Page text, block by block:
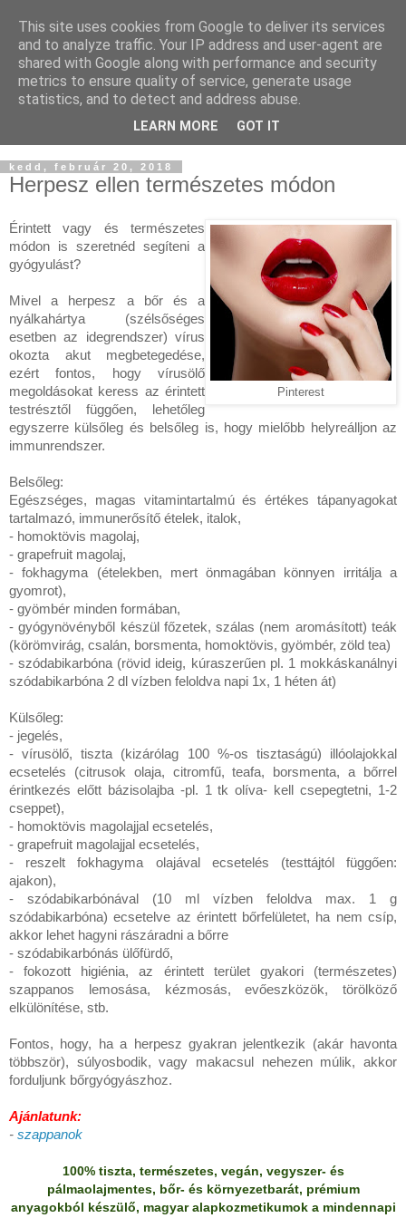
kedd, február 20, 2018
Herpesz ellen természetes módon
Pinterest
Érintett vagy és természetes
módon is szeretnéd segíteni a
gyógyulást?
Mivel a herpesz a bőr és a
nyálkahártya (szélsőséges
esetben az idegrendszer) vírus
okozta akut megbetegedése,
ezért fontos, hogy vírusölő
megoldásokat keress az érintett
testrésztől függően, lehetőleg
egyszerre külsőleg és belsőleg is, hogy mielőbb helyreálljon az
immunrendszer.
Belsőleg:
Egészséges, magas vitamintartalmú és értékes tápanyagokat
tartalmazó, immunerősítő ételek, italok,
- homoktövis magolaj,
- grapefruit magolaj,
- fokhagyma (ételekben, mert önmagában könnyen irritálja a
gyomrot),
- gyömbér minden formában,
- gyógynövényből készül főzetek, szálas (nem aromásított) teák
(körömvirág, csalán, borsmenta, homoktövis, gyömbér, zöld tea)
- szódabikarbóna (rövid ideig, kúraszerűen pl. 1 mokkáskanálnyi
szódabikarbóna 2 dl vízben feloldva napi 1x, 1 héten át)
Külsőleg:
- jegelés,
- vírusölő, tiszta (kizárólag 100 %-os tisztaságú) illóolajokkal
ecsetelés (citrusok olaja, citromfű, teafa, borsmenta, a bőrrel
érintkezés előtt bázisolajba -pl. 1 tk olíva- kell csepegtetni, 1-2
cseppet),
- homoktövis magolajjal ecsetelés,
- grapefruit magolajjal ecsetelés,
- reszelt fokhagyma olajával ecsetelés (testtájtól függően:
ajakon),
- szódabikarbónával (10 ml vízben feloldva max. 1 g
szódabikarbóna) ecsetelve az érintett bőrfelületet, ha nem csíp,
akkor lehet hagyni rászáradni a bőrre
- szódabikarbónás ülőfürdő,
- fokozott higiénia, az érintett terület gyakori (természetes)
szappanos lemosása, kézmosás, evőeszközök, törölköző
elkülönítése, stb.
Fontos, hogy, ha a herpesz gyakran jelentkezik (akár havonta
többször), súlyosbodik, vagy makacsul nehezen múlik, akkor
forduljunk bőrgyógyászhoz.
Ajánlatunk:
- szappanok
100% tiszta, természetes, vegán, vegyszer- és
pálmaolajmentes, bőr- és környezetbarát, prémium
anyagokból készülő, magyar alapkozmetikumok a mindennapi
This site uses cookies from Google to deliver its services
and to analyze traffic. Your IP address and user-agent are
shared with Google along with performance and security
metrics to ensure quality of service, generate usage
statistics, and to detect and address abuse.
LEARN MORE GOT IT